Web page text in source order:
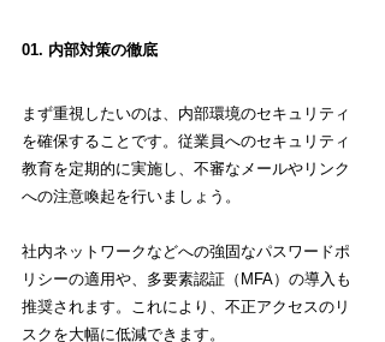
01. 内部対策の徹底
まず重視したいのは、内部環境のセキュリティ
を確保することです。従業員へのセキュリティ
教育を定期的に実施し、不審なメールやリンク
への注意喚起を行いましょう。
社内ネットワークなどへの強固なパスワードポ
リシーの適用や、多要素認証（MFA）の導入も
推奨されます。これにより、不正アクセスのリ
スクを大幅に低減できます。